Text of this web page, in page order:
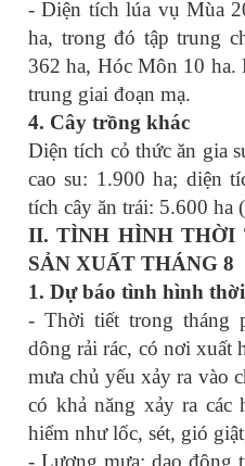
- Diện tích lúa vụ Mùa
ha, trong đó tập trung
362 ha, Hóc Môn 10 ha.
trung giai đoạn mạ.
4. Cây trồng khác
Diện tích cỏ thức ăn gia
cao su: 1.900 ha; diện
tích cây ăn trái: 5.600 ha
II. TÌNH HÌNH THỜI
SẢN XUẤT THÁNG 8
1. Dự báo tình hình
- Thời tiết trong tháng
dông rải rác, có nơi xuất
mưa chủ yếu xảy ra vào
có khả năng xảy ra
hiểm như lốc, sét, gió
- Lượng mưa: dao động